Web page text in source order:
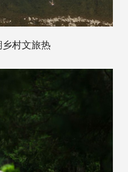
村文旅热